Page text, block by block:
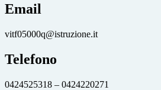
Email
vitf05000q@istruzione.it
Telefono
0424525318 – 0424220271